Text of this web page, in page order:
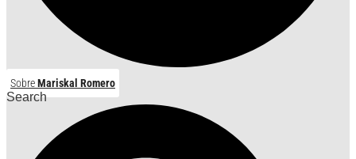
SobreMariskal Romero
Search